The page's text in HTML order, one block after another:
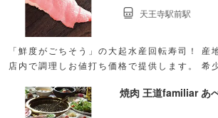
「鮮度がごちそう」の大起水産回転寿司！ 産
店内で調理しお値打ち価格で提供します。 希
天王寺駅前駅
焼肉 王道familiar あ